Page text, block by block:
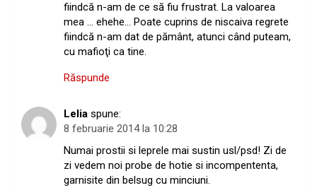
fiindcă n-am de ce să fiu frustrat. La valoarea
mea … ehehe… Poate cuprins de niscaiva regrete
fiindcă n-am dat de pământ, atunci când puteam,
cu mafioţi ca tine.
Răspunde
Lelia spune:
8 februarie 2014 la 10:28
Numai prostii si leprele mai sustin usl/psd! Zi de
zi vedem noi probe de hotie si incompententa,
garnisite din belsug cu minciuni.